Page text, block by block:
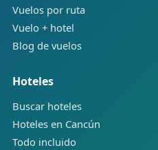
Vuelos por ruta
Vuelo + hotel
Blog de vuelos
Hoteles
Buscar hoteles
Hoteles en Cancún
Todo incluido